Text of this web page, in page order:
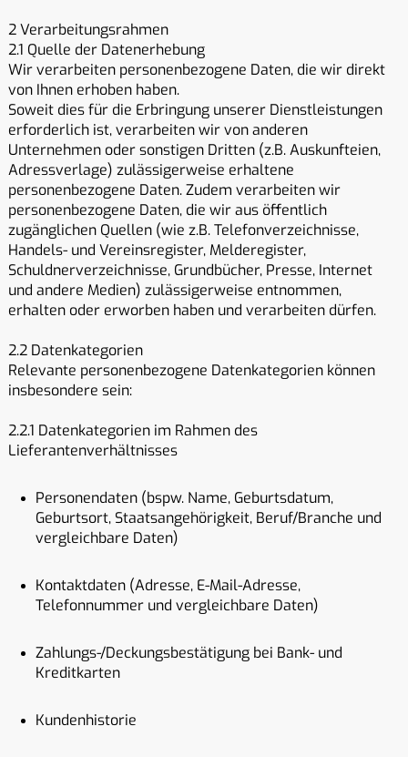
2 Verarbeitungsrahmen
2.1 Quelle der Datenerhebung
Wir verarbeiten personenbezogene Daten, die wir direkt
von Ihnen erhoben haben.
Soweit dies für die Erbringung unserer Dienstleistungen
erforderlich ist, verarbeiten wir von anderen
Unternehmen oder sonstigen Dritten (z.B. Auskunfteien,
Adressverlage) zulässigerweise erhaltene
personenbezogene Daten. Zudem verarbeiten wir
personenbezogene Daten, die wir aus öffentlich
zugänglichen Quellen (wie z.B. Telefonverzeichnisse,
Handels- und Vereinsregister, Melderegister,
Schuldnerverzeichnisse, Grundbücher, Presse, Internet
und andere Medien) zulässigerweise entnommen,
erhalten oder erworben haben und verarbeiten dürfen.
2.2 Datenkategorien
Relevante personenbezogene Datenkategorien können
insbesondere sein:
2.2.1 Datenkategorien im Rahmen des
Lieferantenverhältnisses
Personendaten (bspw. Name, Geburtsdatum,
Geburtsort, Staatsangehörigkeit, Beruf/Branche und
vergleichbare Daten)
Kontaktdaten (Adresse, E-Mail-Adresse,
Telefonnummer und vergleichbare Daten)
Zahlungs-/Deckungsbestätigung bei Bank- und
Kreditkarten
Kundenhistorie